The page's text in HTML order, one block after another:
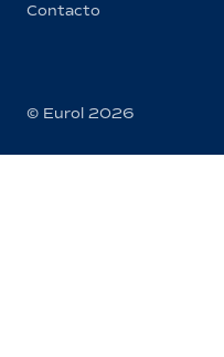
Contacto
© Eurol 2026